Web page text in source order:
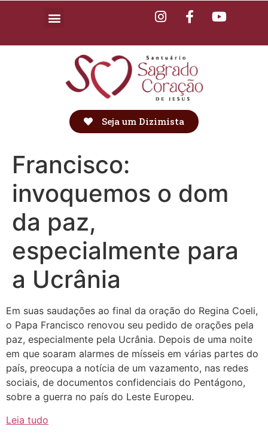
Seja um Dizimista
Francisco:
invoquemos o dom
da paz,
especialmente para
a Ucrânia
Em suas saudações ao final da oração do Regina Coeli,
o Papa Francisco renovou seu pedido de orações pela
paz, especialmente pela Ucrânia. Depois de uma noite
em que soaram alarmes de mísseis em várias partes do
país, preocupa a notícia de um vazamento, nas redes
sociais, de documentos confidenciais do Pentágono,
sobre a guerra no país do Leste Europeu.
Leia tudo